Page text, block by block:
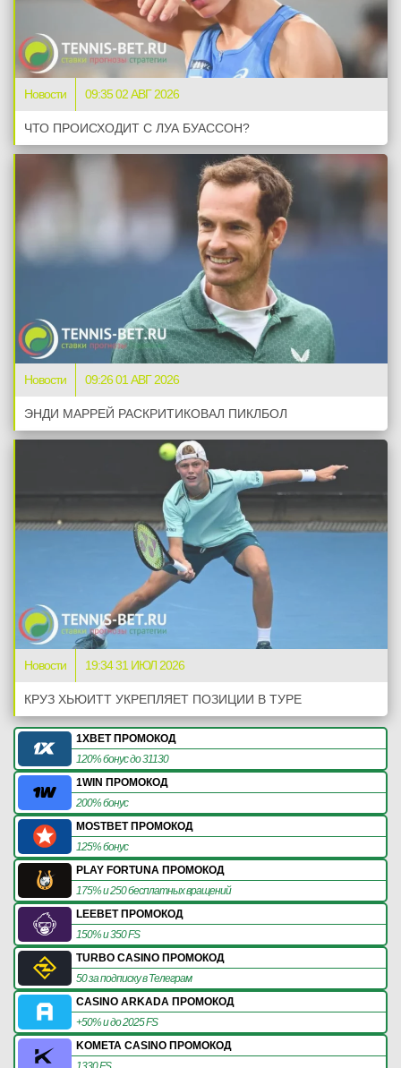
Новости 09:35 02 АВГ 2026
ЧТО ПРОИСХОДИТ С ЛУА БУАССОН?
Новости 09:26 01 АВГ 2026
ЭНДИ МАРРЕЙ РАСКРИТИКОВАЛ ПИКЛБОЛ
Новости 19:34 31 ИЮЛ 2026
КРУЗ ХЬЮИТТ УКРЕПЛЯЕТ ПОЗИЦИИ В ТУРЕ
1XBET ПРОМОКОД
120% бонус до 31130
1WIN ПРОМОКОД
200% бонус
MOSTBET ПРОМОКОД
125% бонус
PLAY FORTUNA ПРОМОКОД
175% и 250 бесплатных вращений
LEEBET ПРОМОКОД
150% и 350 FS
TURBO CASINO ПРОМОКОД
50 за подписку в Телеграм
CASINO ARKADA ПРОМОКОД
+50% и до 2025 FS
KOMETA CASINO ПРОМОКОД